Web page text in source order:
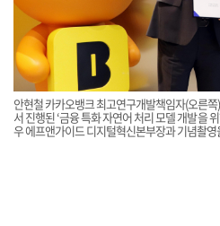
안현철 카카오뱅크 최고연구개발책임자(오른
서 진행된 ‘금융 특화 자연어 처리 모델 개발을
우 에프앤가이드 디지털혁신본부장과 기념촬